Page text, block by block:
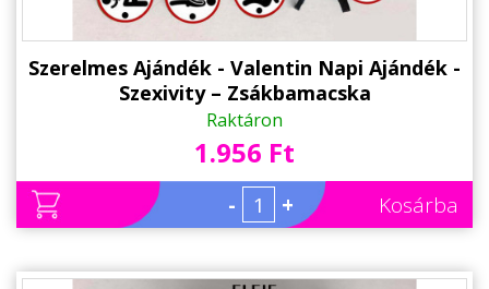
Szerelmes Ajándék - Valentin Napi Ajándék -
Szexivity – Zsákbamacska
Raktáron
1.956 Ft
- + Kosárba